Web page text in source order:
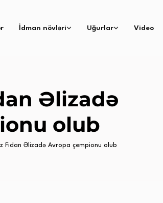
İdman növləri Uğurlar Video
Əlizadə
olub
Fidan Əlizadə Avropa çempionu olub